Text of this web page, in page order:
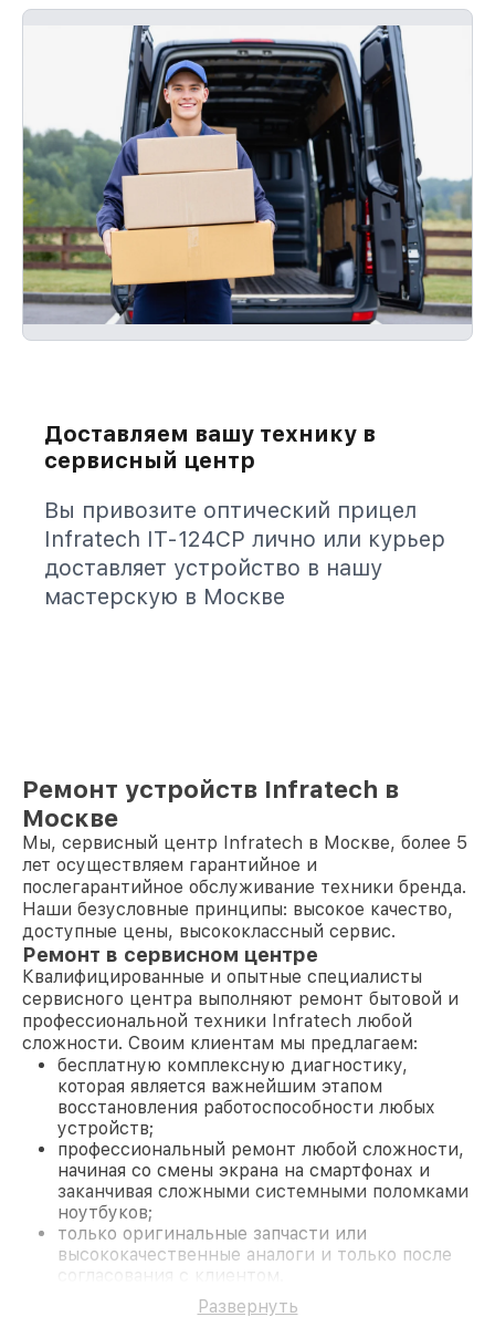
Доставляем вашу технику в
сервисный центр
Вы привозите оптический прицел
Infratech IT-124CP лично или курьер
доставляет устройство в нашу
мастерскую в Москве
Ремонт устройств Infratech в
Москве
Мы, сервисный центр Infratech в Москве, более 5
лет осуществляем гарантийное и
послегарантийное обслуживание техники бренда.
Наши безусловные принципы: высокое качество,
доступные цены, высококлассный сервис.
Ремонт в сервисном центре
Квалифицированные и опытные специалисты
сервисного центра выполняют ремонт бытовой и
профессиональной техники Infratech любой
сложности. Своим клиентам мы предлагаем:
бесплатную комплексную диагностику,
которая является важнейшим этапом
восстановления работоспособности любых
устройств;
профессиональный ремонт любой сложности,
начиная со смены экрана на смартфонах и
заканчивая сложными системными поломками
ноутбуков;
только оригинальные запчасти или
высококачественные аналоги и только после
согласования с клиентом.
На все работы и замененные комплектующие
Развернуть